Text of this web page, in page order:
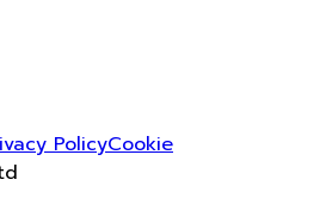
PolicyCookie